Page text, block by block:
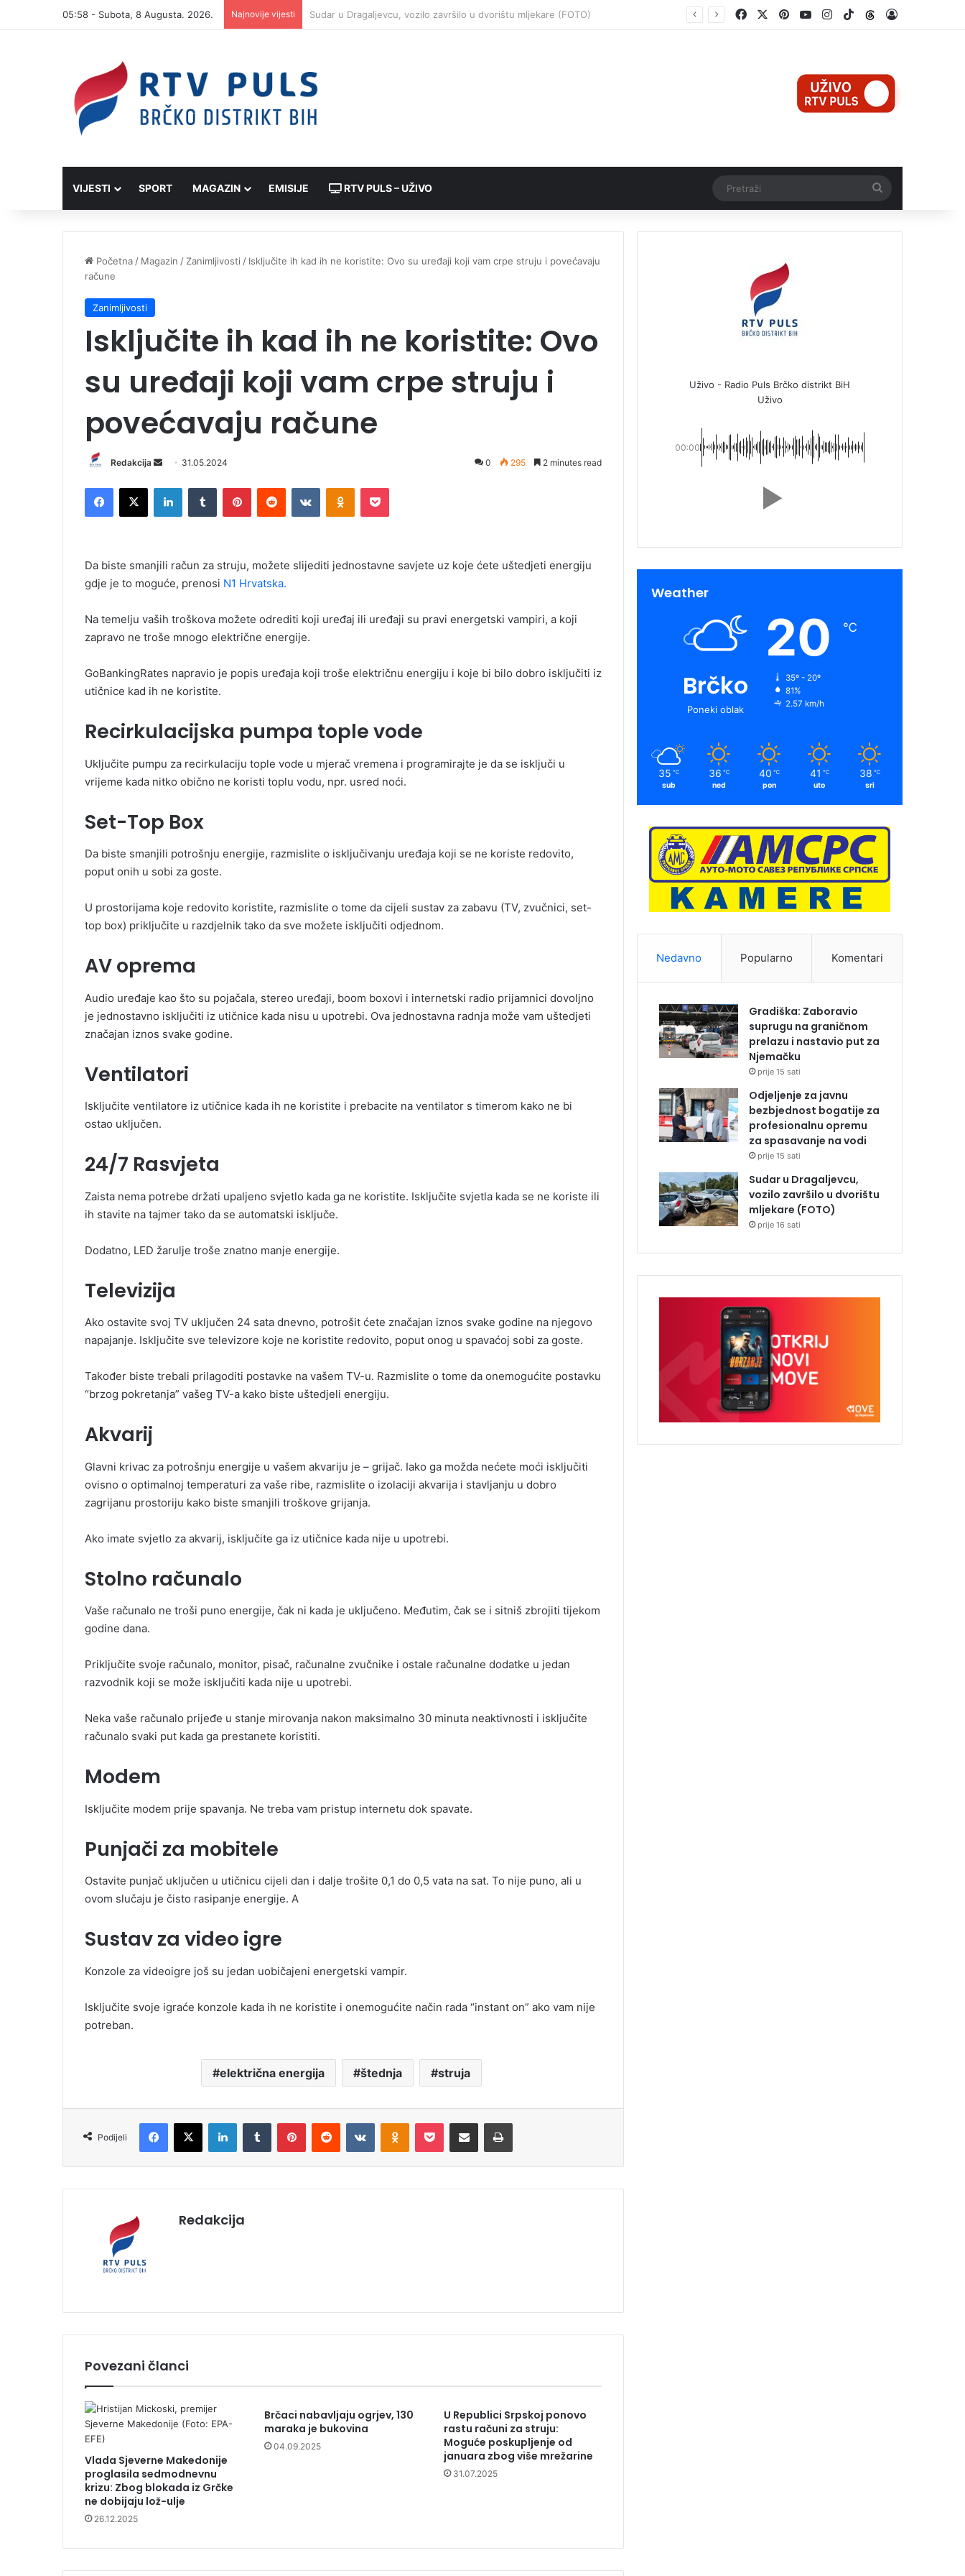
05:58 - Subota, 8 Augusta. 2026. Najnovije vijesti FacebookPinterestYouTubeInstagram
TikTokThreads
VIJESTI SPORT MAGAZIN EMISIJE RTV PULS – UŽIVO
Početna / Magazin / Zanimljivosti / Isključite ih kad ih ne koristite: Ovo su uređaji koji vam crpe struju i povećavaju
račune
Zanimljivosti
Isključite ih kad ih ne koristite: Ovo
su uređaji koji vam crpe struju i
povećavaju račune
Redakcija
n
d
e
m
i
l
31.05.2024 0 295 2 minutes read
Da biste smanjili račun za struju, možete slijediti jednostavne savjete uz koje ćete uštedjeti energiju
gdje je to moguće, prenosi N1 Hrvatska.
Na temelju vaših troškova možete odrediti koji uređaj ili uređaji su pravi energetski vampiri, a koji
zapravo ne troše mnogo električne energije.
GoBankingRates napravio je popis uređaja koji troše električnu energiju i koje bi bilo dobro isključiti iz
utičnice kad ih ne koristite.
Recirkulacijska pumpa tople vode
Uključite pumpu za recirkulaciju tople vode u mjerač vremena i programirajte je da se isključi u
vrijeme kada nitko obično ne koristi toplu vodu, npr. usred noći.
Set-Top Box
Da biste smanjili potrošnju energije, razmislite o isključivanju uređaja koji se ne koriste redovito,
poput onih u sobi za goste.
U prostorijama koje redovito koristite, razmislite o tome da cijeli sustav za zabavu (TV, zvučnici, set-
top box) priključite u razdjelnik tako da sve možete isključiti odjednom.
AV oprema
Audio uređaje kao što su pojačala, stereo uređaji, boom boxovi i internetski radio prijamnici dovoljno
je jednostavno isključiti iz utičnice kada nisu u upotrebi. Ova jednostavna radnja može vam uštedjeti
značajan iznos svake godine.
Ventilatori
Isključite ventilatore iz utičnice kada ih ne koristite i prebacite na ventilator s timerom kako ne bi
ostao uključen.
24/7 Rasvjeta
Zaista nema potrebe držati upaljeno svjetlo kada ga ne koristite. Isključite svjetla kada se ne koriste ili
ih stavite na tajmer tako da se automatski isključe.
Dodatno, LED žarulje troše znatno manje energije.
Televizija
Ako ostavite svoj TV uključen 24 sata dnevno, potrošit ćete značajan iznos svake godine na njegovo
napajanje. Isključite sve televizore koje ne koristite redovito, poput onog u spavaćoj sobi za goste.
Također biste trebali prilagoditi postavke na vašem TV-u. Razmislite o tome da onemogućite postavku
“brzog pokretanja” vašeg TV-a kako biste uštedjeli energiju.
Akvarij
Glavni krivac za potrošnju energije u vašem akvariju je – grijač. Iako ga možda nećete moći isključiti
ovisno o optimalnoj temperaturi za vaše ribe, razmislite o izolaciji akvarija i stavljanju u dobro
zagrijanu prostoriju kako biste smanjili troškove grijanja.
Ako imate svjetlo za akvarij, isključite ga iz utičnice kada nije u upotrebi.
Stolno računalo
Vaše računalo ne troši puno energije, čak ni kada je uključeno. Međutim, čak se i sitniš zbrojiti tijekom
godine dana.
Priključite svoje računalo, monitor, pisač, računalne zvučnike i ostale računalne dodatke u jedan
razvodnik koji se može isključiti kada nije u upotrebi.
Neka vaše računalo prijeđe u stanje mirovanja nakon maksimalno 30 minuta neaktivnosti i isključite
računalo svaki put kada ga prestanete koristiti.
Modem
Isključite modem prije spavanja. Ne treba vam pristup internetu dok spavate.
Punjači za mobitele
Ostavite punjač uključen u utičnicu cijeli dan i dalje trošite 0,1 do 0,5 vata na sat. To nije puno, ali u
ovom slučaju je čisto rasipanje energije. A
Sustav za video igre
Konzole za videoigre još su jedan uobičajeni energetski vampir.
Isključite svoje igraće konzole kada ih ne koristite i onemogućite način rada “instant on” ako vam nije
potreban.
električna energija štednja struja
Podijeli
Redakcija
Povezani članci
Vlada Sjeverne Makedonije
proglasila sedmodnevnu
krizu: Zbog blokada iz Grčke
ne dobijaju lož-ulje
26.12.2025
Brčaci nabavljaju ogrjev, 130
maraka je bukovina
04.09.2025
U Republici Srpskoj ponovo
rastu računi za struju:
Moguće poskupljenje od
januara zbog više mrežarine
31.07.2025
Uživo - Radio Puls Brčko distrikt BiH
Uživo
00:00
Weather
Brčko
Poneki oblak
20 ℃
35º - 20º
81%
2.57 km/h
35 ℃
sub
36 ℃
ned
40 ℃
pon
41 ℃
uto
38 ℃
sri
Nedavno Popularno Komentari
Gradiška: Zaboravio
suprugu na graničnom
prelazu i nastavio put za
Njemačku
prije 15 sati
Odjeljenje za javnu
bezbjednost bogatije za
profesionalnu opremu
za spasavanje na vodi
prije 15 sati
Sudar u Dragaljevcu,
vozilo završilo u dvorištu
mljekare (FOTO)
prije 16 sati